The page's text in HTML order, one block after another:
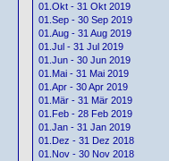
01.Okt - 31 Okt 2019
01.Sep - 30 Sep 2019
01.Aug - 31 Aug 2019
01.Jul - 31 Jul 2019
01.Jun - 30 Jun 2019
01.Mai - 31 Mai 2019
01.Apr - 30 Apr 2019
01.Mär - 31 Mär 2019
01.Feb - 28 Feb 2019
01.Jan - 31 Jan 2019
01.Dez - 31 Dez 2018
01.Nov - 30 Nov 2018